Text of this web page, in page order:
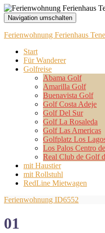
Navigation umschalten
Ferienwohnung Ferienhaus
Start
Für Wanderer
Golfreise
Abama Golf
Amarilla Golf
Buenavista Golf
Golf Costa Adeje
Golf Del Sur
Golf La Rosaleda
Golf Las Americas
Golfplatz Los
Los Palos Centro
Real Club de Golf
mit Haustier
mit Rollstuhl
RedLine Mietwagen
Ferienwohnung ID6552
01